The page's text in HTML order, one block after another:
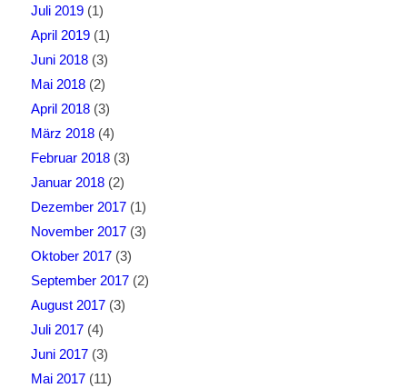
Juli 2019(1)
April 2019(1)
Juni 2018(3)
Mai 2018(2)
April 2018(3)
März 2018(4)
Februar 2018(3)
Januar 2018(2)
Dezember 2017(1)
November 2017(3)
Oktober 2017(3)
September 2017(2)
August 2017(3)
Juli 2017(4)
Juni 2017(3)
Mai 2017(11)